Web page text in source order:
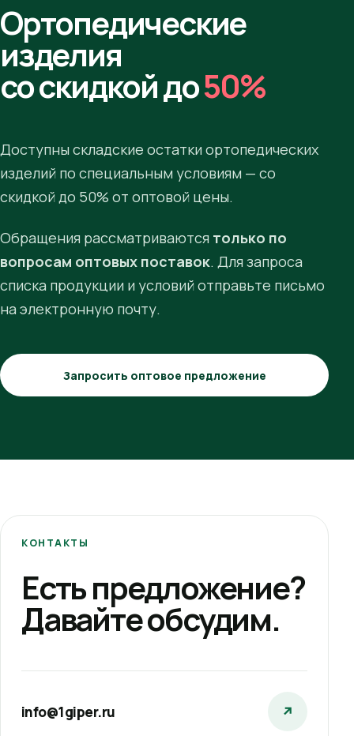
Ортопедические
изделия
со скидкой до50%
Доступны складские остатки ортопедических
изделий по специальным условиям — со
скидкой до 50% от оптовой цены.
Обращения рассматриваются только по
вопросам оптовых поставок. Для запроса
списка продукции и условий отправьте письмо
на электронную почту.
Запросить оптовое предложение
КОНТАКТЫ
Есть предложение?
Давайте обсудим.
info@1giper.ru ↗